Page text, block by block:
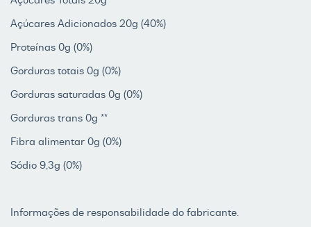
Açúcares Adicionados 20g (40%)
Proteínas 0g (0%)
Gorduras totais 0g (0%)
Gorduras saturadas 0g (0%)
Gorduras trans 0g **
Fibra alimentar 0g (0%)
Sódio 9,3g (0%)
Informações de responsabilidade do fabricante.